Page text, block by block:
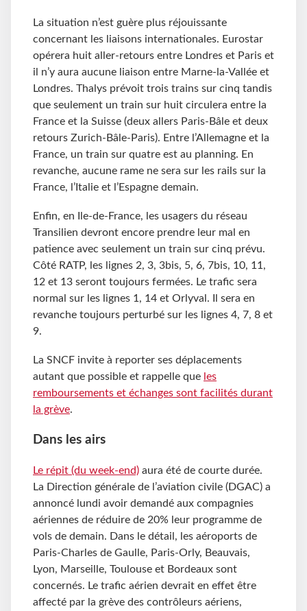
La situation n’est guère plus réjouissante
concernant les liaisons internationales. Eurostar
opérera huit aller-retours entre Londres et Paris et
il n’y aura aucune liaison entre Marne-la-Vallée et
Londres. Thalys prévoit trois trains sur cinq tandis
que seulement un train sur huit circulera entre la
France et la Suisse (deux allers Paris-Bâle et deux
retours Zurich-Bâle-Paris). Entre l’Allemagne et la
France, un train sur quatre est au planning. En
revanche, aucune rame ne sera sur les rails sur la
France, l’Italie et l’Espagne demain.
Enfin, en Ile-de-France, les usagers du réseau
Transilien devront encore prendre leur mal en
patience avec seulement un train sur cinq prévu.
Côté RATP, les lignes 2, 3, 3bis, 5, 6, 7bis, 10, 11,
12 et 13 seront toujours fermées. Le trafic sera
normal sur les lignes 1, 14 et Orlyval. Il sera en
revanche toujours perturbé sur les lignes 4, 7, 8 et
9.
La SNCF invite à reporter ses déplacements
autant que possible et rappelle que les
remboursements et échanges sont facilités durant
la grève.
Dans les airs
Le répit (du week-end) aura été de courte durée.
La Direction générale de l’aviation civile (DGAC) a
annoncé lundi avoir demandé aux compagnies
aériennes de réduire de 20% leur programme de
vols de demain. Dans le détail, les aéroports de
Paris-Charles de Gaulle, Paris-Orly, Beauvais,
Lyon, Marseille, Toulouse et Bordeaux sont
concernés. Le trafic aérien devrait en effet être
affecté par la grève des contrôleurs aériens,